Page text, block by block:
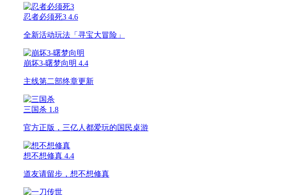
忍者必须死3 4.6
全新活动玩法「寻宝大冒险」
崩坏3-曙梦向明 4.4
主线第二部终章更新
三国杀 1.8
官方正版，三亿人都爱玩的国民桌游
想不想修真 4.4
道友请留步，想不想修真